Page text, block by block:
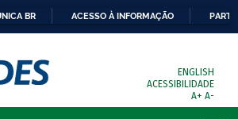
BR ACESSO À INFORMAÇÃO
ENGLISH
ACESSIBILIDADE
A+ A-